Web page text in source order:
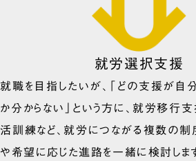
就労選択支援
就職を目指したいが、「どの支援が自
か分からない」という方に、就労移行支
活訓練など、就労につながる複数の制
や希望に応じた進路を一緒に検討しま